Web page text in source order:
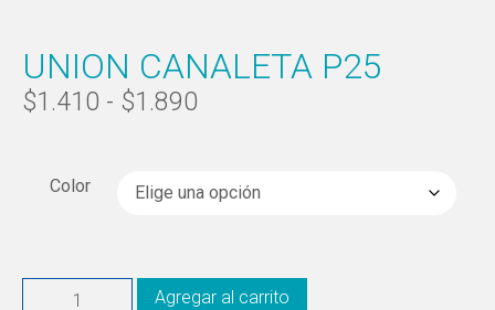
UNION CANALETA P25
$1.410 - $1.890
Color
Agregar al carrito